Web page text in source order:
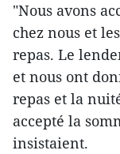
​"Nous avons
chez nous et
repas. Le
et nous ont
repas et la
accepté la
insistaient.